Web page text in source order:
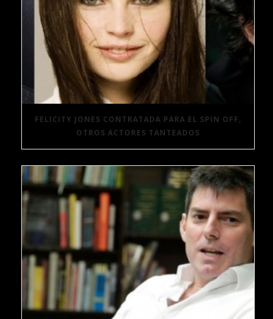
FELICITY JONES CONTRATADA PARA EL SPIN OFF,
OTROS ACTORES TANTEADOS